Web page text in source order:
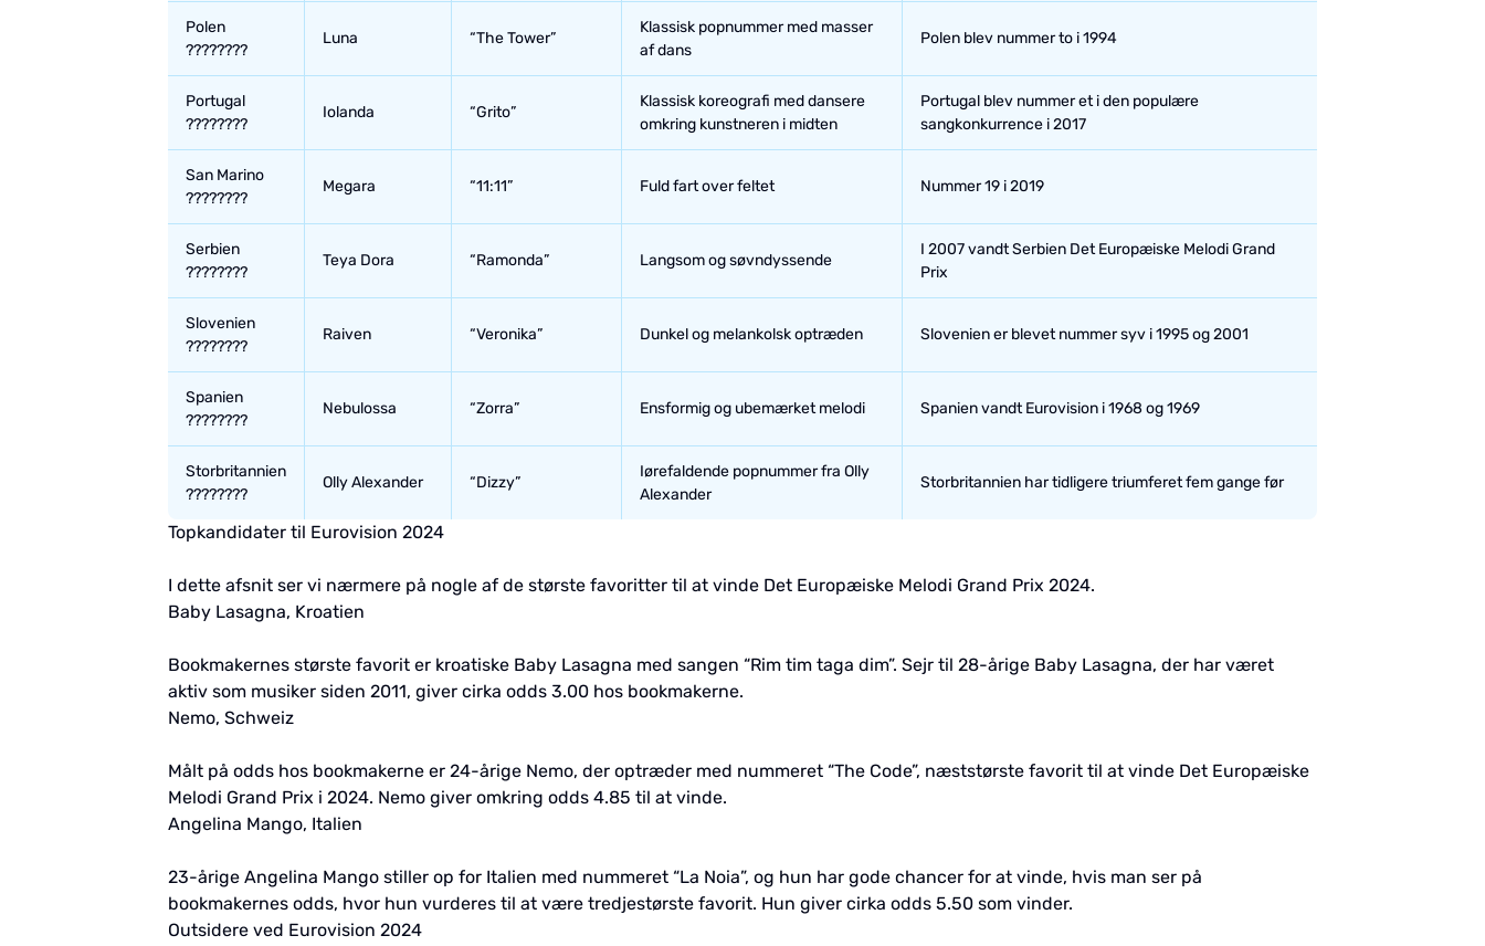
Polen
????????
Luna “The Tower”
Klassisk popnummer med masser
af dans
Polen blev nummer to i 1994
Portugal
????????
Iolanda “Grito”
Klassisk koreografi med dansere
omkring kunstneren i midten
Portugal blev nummer et i den populære
sangkonkurrence i 2017
San Marino
????????
Megara “11:11” Fuld fart over feltet Nummer 19 i 2019
Serbien
????????
Teya Dora “Ramonda” Langsom og søvndyssende
I 2007 vandt Serbien Det Europæiske Melodi Grand
Prix
Slovenien
????????
Raiven “Veronika” Dunkel og melankolsk optræden Slovenien er blevet nummer syv i 1995 og 2001
Spanien
????????
Nebulossa “Zorra” Ensformig og ubemærket melodi Spanien vandt Eurovision i 1968 og 1969
Storbritannien
????????
Olly Alexander “Dizzy”
Iørefaldende popnummer fra Olly
Alexander
Storbritannien har tidligere triumferet fem gange før
Topkandidater til Eurovision 2024
I dette afsnit ser vi nærmere på nogle af de største favoritter til at vinde Det Europæiske Melodi Grand Prix 2024.
Baby Lasagna, Kroatien
Bookmakernes største favorit er kroatiske Baby Lasagna med sangen “Rim tim taga dim”. Sejr til 28-årige Baby Lasagna, der har været
aktiv som musiker siden 2011, giver cirka odds 3.00 hos bookmakerne.
Nemo, Schweiz
Målt på odds hos bookmakerne er 24-årige Nemo, der optræder med nummeret “The Code”, næststørste favorit til at vinde Det Europæiske
Melodi Grand Prix i 2024. Nemo giver omkring odds 4.85 til at vinde.
Angelina Mango, Italien
23-årige Angelina Mango stiller op for Italien med nummeret “La Noia”, og hun har gode chancer for at vinde, hvis man ser på
bookmakernes odds, hvor hun vurderes til at være tredjestørste favorit. Hun giver cirka odds 5.50 som vinder.
Outsidere ved Eurovision 2024